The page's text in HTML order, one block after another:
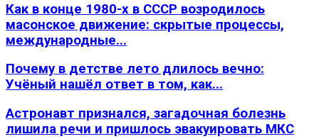
Как в конце 1980-х в СССР возродилось
масонское движение: скрытые процессы,
международные...
Почему в детстве лето длилось вечно:
Учёный нашёл ответ в том, как...
Астронавт признался, загадочная болезнь
лишила речи и пришлось эвакуировать МКС